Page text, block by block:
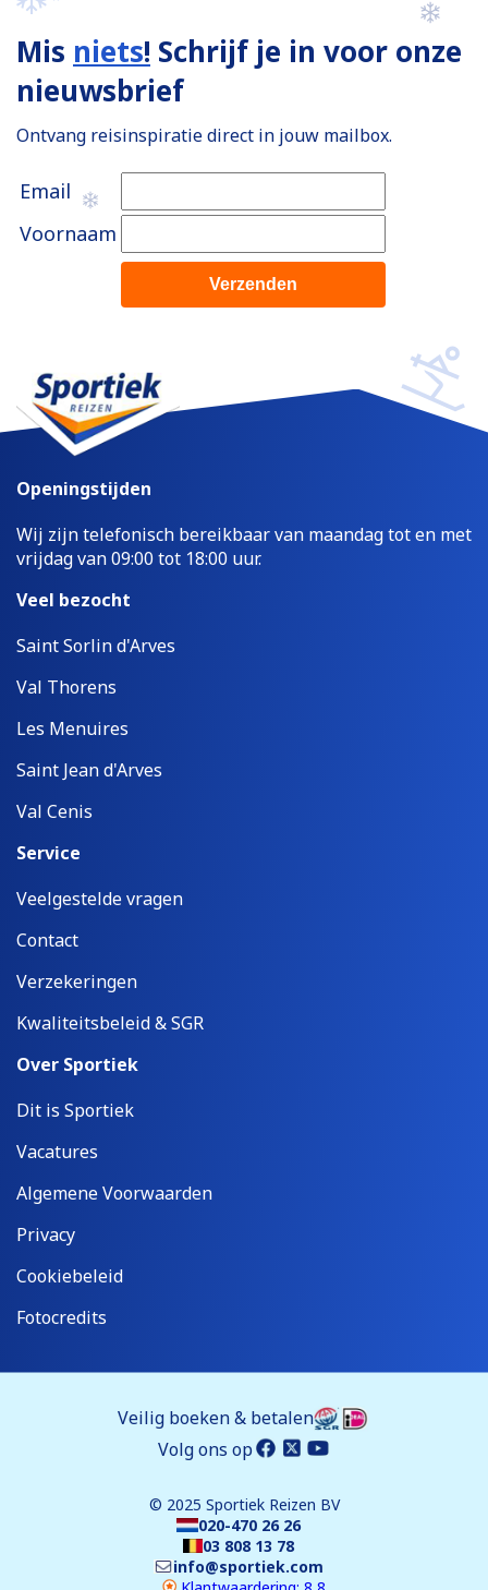
Mis niets! Schrijf je in voor onze
nieuwsbrief
Ontvang reisinspiratie direct in jouw mailbox.
Email
Voornaam
Openingstijden
Wij zijn telefonisch bereikbaar van maandag tot en met
vrijdag van 09:00 tot 18:00 uur.
Veel bezocht
Saint Sorlin d'Arves
Val Thorens
Les Menuires
Saint Jean d'Arves
Val Cenis
Service
Veelgestelde vragen
Contact
Verzekeringen
Kwaliteitsbeleid & SGR
Over Sportiek
Dit is Sportiek
Vacatures
Algemene Voorwaarden
Privacy
Cookiebeleid
Fotocredits
Veilig boeken & betalen
Volg ons op
© 2025 Sportiek Reizen BV
020-470 26 26
03 808 13 78
info@sportiek.com